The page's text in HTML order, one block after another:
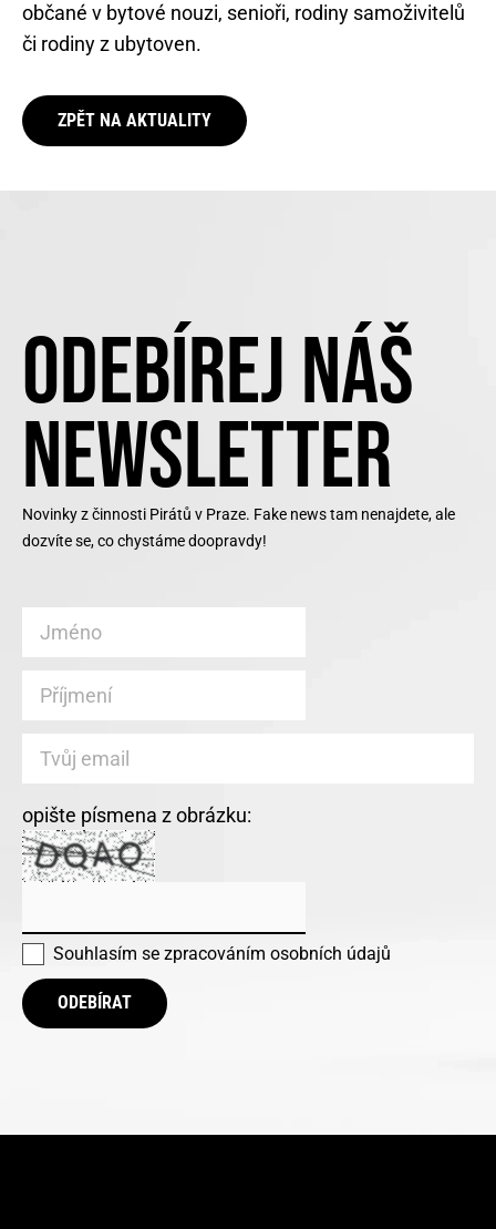
občané v bytové nouzi, senioři, rodiny samoživitelů
či rodiny z ubytoven.
ZPĚT NA AKTUALITY
ODEBÍREJ NÁŠ
NEWSLETTER
Novinky z činnosti Pirátů v Praze. Fake news tam nenajdete, ale
dozvíte se, co chystáme doopravdy!
opište písmena z obrázku:
Souhlasím se zpracováním osobních údajů
ODEBÍRAT